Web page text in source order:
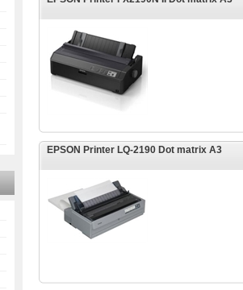
EPSON Printer LQ-2190 Dot matrix A3